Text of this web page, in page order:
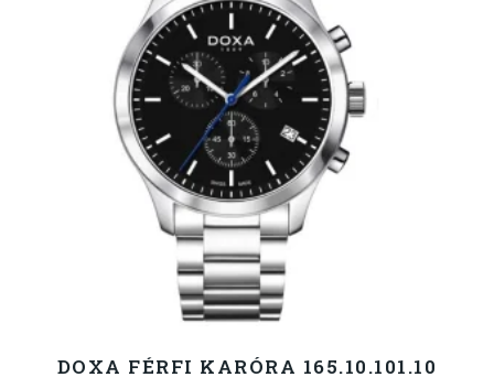
DOXA FÉRFI KARÓRA 165.10.101.10